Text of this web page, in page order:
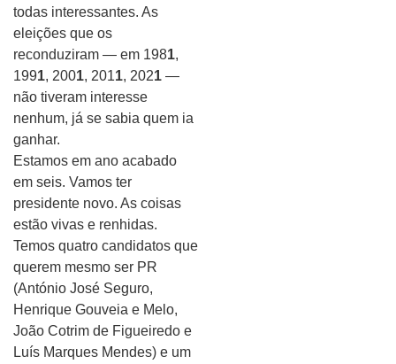
todas interessantes. As
eleições que os
reconduziram — em 1981,
1991, 2001, 2011, 2021 —
não tiveram interesse
nenhum, já se sabia quem ia
ganhar.
Estamos em ano acabado
em seis. Vamos ter
presidente novo. As coisas
estão vivas e renhidas.
Temos quatro candidatos que
querem mesmo ser PR
(António José Seguro,
Henrique Gouveia e Melo,
João Cotrim de Figueiredo e
Luís Marques Mendes) e um